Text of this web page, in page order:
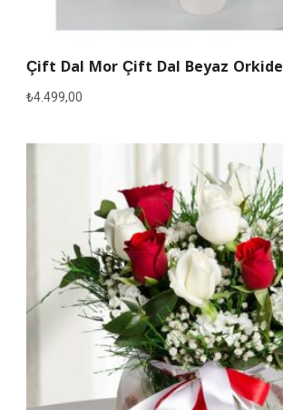
Çift Dal Mor Çift Dal Beyaz Orkide
₺4.499,00